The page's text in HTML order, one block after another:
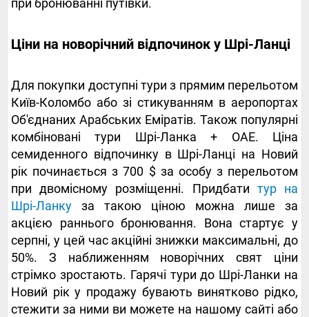
при бронюванні путівки.
Ціни на новорічний відпочинок у Шрі-Ланці
Для покупки доступні тури з прямим перельотом
Київ-Коломбо або зі стикуванням в аеропортах
Об'єднаних Арабських Еміратів. Також популярні
комбіновані тури Шрі-Ланка + ОАЕ. Ціна
семиденного відпочинку в Шрі-Ланці на Новий
рік починається з 700 $ за особу з перельотом
при двомісному розміщенні. Придбати тур на
Шрі-Ланку за такою ціною можна лише за
акцією раннього бронювання. Вона стартує у
серпні, у цей час акційні знижки максимальні, до
50%. З наближенням новорічних свят ціни
стрімко зростають. Гарячі тури до Шрі-Ланки на
Новий рік у продажу бувають винятково рідко,
стежити за ними ви можете на нашому сайті або